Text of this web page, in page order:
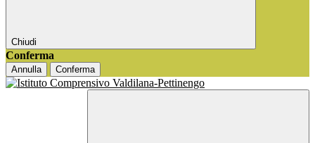
Chiudi
Conferma
Annulla Conferma